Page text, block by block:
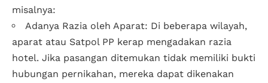
misalnya:
Adanya Razia oleh Aparat: Di beberapa wilayah,
aparat atau Satpol PP kerap mengadakan razia
hotel. Jika pasangan ditemukan tidak memiliki bukti
hubungan pernikahan, mereka dapat dikenakan